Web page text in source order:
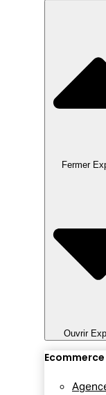
Fermer
Ouvrir
Ecommerce